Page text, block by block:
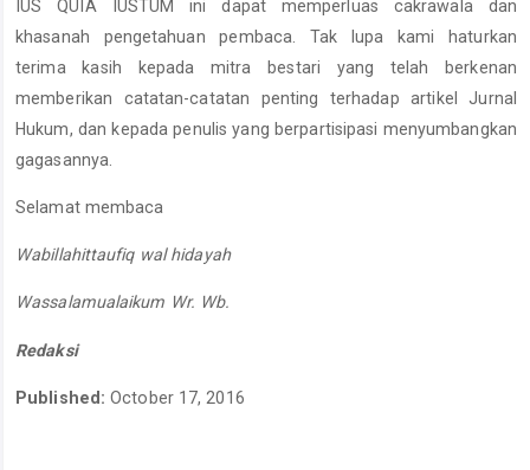
IUS QUIA IUSTUM ini dapat memperluas cakrawala dan
khasanah pengetahuan pembaca. Tak lupa kami haturkan
terima kasih kepada mitra bestari yang telah berkenan
memberikan catatan-catatan penting terhadap artikel Jurnal
Hukum, dan kepada penulis yang berpartisipasi menyumbangkan
gagasannya.
Selamat membaca
Wabillahittaufiq wal hidayah
Wassalamualaikum Wr. Wb.
Redaksi
Published:October 17, 2016